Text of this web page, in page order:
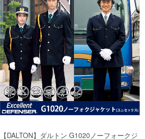
【DALTON】ダルトン G1020ノーフォークジ